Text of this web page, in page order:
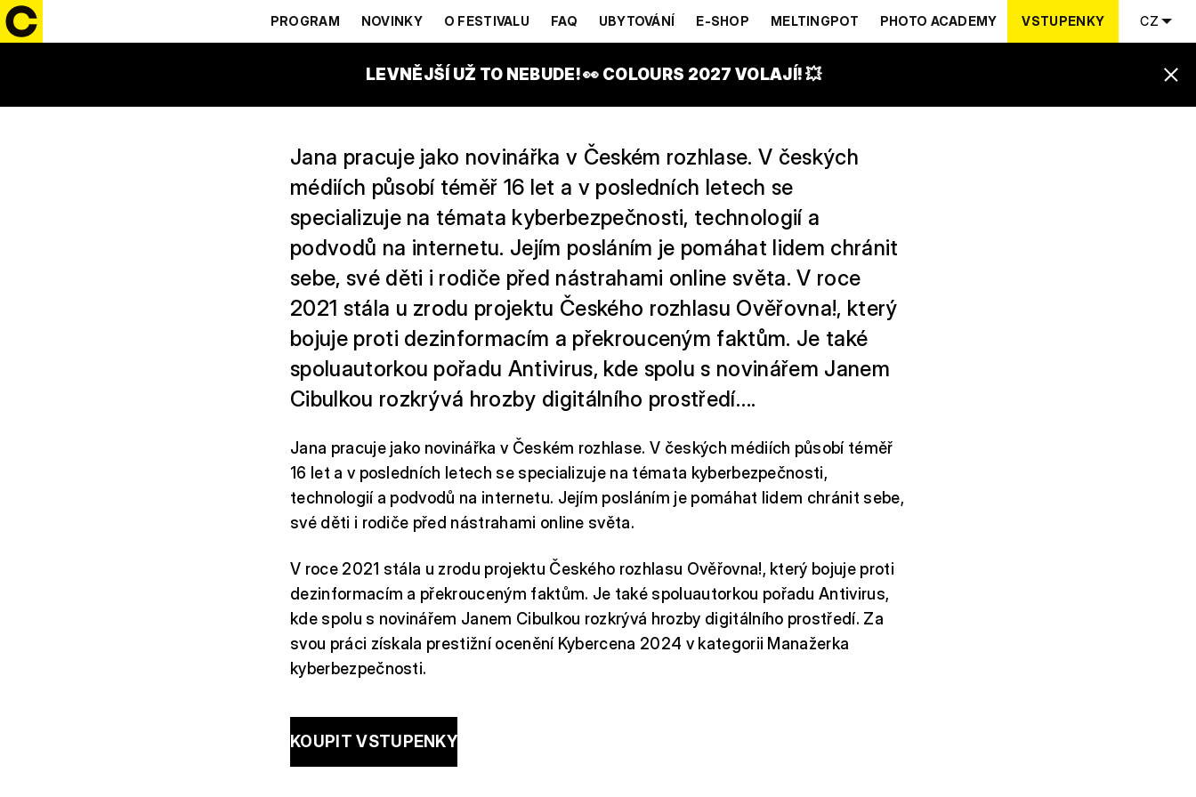
PROGRAM NOVINKY O FESTIVALU FAQ UBYTOVÁNÍ E-SHOP MELTINGPOT PHOTO ACADEMY VSTUPENKY CZ
LEVNĚJŠÍ UŽ TO NEBUDE! 👀 COLOURS 2027 VOLAJÍ! 💥
JANA MAGDOŇOVÁ
Jana pracuje jako novinářka v Českém rozhlase. V českých
médiích působí téměř 16 let a v posledních letech se
specializuje na témata kyberbezpečnosti, technologií a
podvodů na internetu. Jejím posláním je pomáhat lidem chránit
sebe, své děti i rodiče před nástrahami online světa. V roce
2021 stála u zrodu projektu Českého rozhlasu Ověřovna!, který
bojuje proti dezinformacím a překrouceným faktům. Je také
spoluautorkou pořadu Antivirus, kde spolu s novinářem Janem
Cibulkou rozkrývá hrozby digitálního prostředí….
Jana pracuje jako novinářka v Českém rozhlase. V českých médiích působí téměř
16 let a v posledních letech se specializuje na témata kyberbezpečnosti,
technologií a podvodů na internetu. Jejím posláním je pomáhat lidem chránit sebe,
své děti i rodiče před nástrahami online světa.
V roce 2021 stála u zrodu projektu Českého rozhlasu Ověřovna!, který bojuje proti
dezinformacím a překrouceným faktům. Je také spoluautorkou pořadu Antivirus,
kde spolu s novinářem Janem Cibulkou rozkrývá hrozby digitálního prostředí. Za
svou práci získala prestižní ocenění Kybercena 2024 v kategorii Manažerka
kyberbezpečnosti.
KOUPIT VSTUPENKY